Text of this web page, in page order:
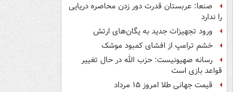
صنعا: عربستان قدرت دور زدن محاصره دریایی
را ندارد
ورود تجهیزات جدید به یگان‌های ارتش
خشم ترامپ از افشای کمبود موشک
رسانه صهیونیست: حزب الله در حال تغییر
قواعد بازی است
قیمت جهانی طلا امروز ۱۵ مرداد